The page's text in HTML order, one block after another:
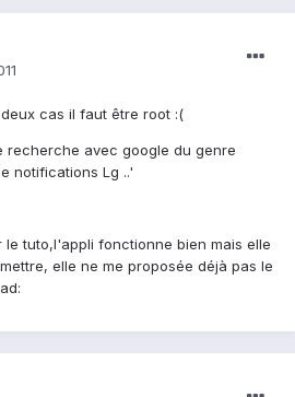
cas il faut être root :(
recherche avec google du genre
notifications Lg ..'
le tuto,l'appli fonctionne bien mais elle
elle ne me proposée déjà pas le